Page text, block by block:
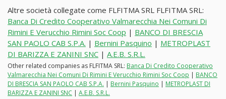
Altre società collegate come FLFITMA SRL FLFITMA SRL:
Banca Di Credito Cooperativo Valmarecchia Nei Comuni Di
Rimini E Verucchio Rimini Soc Coop | BANCO DI BRESCIA
SAN PAOLO CAB S.P.A. | Bernini Pasquino | METROPLAST
DI BARIZZA E ZANINI SNC | A.E.B. S.R.L.
Other related companies as FLFITMA SRL: Banca Di Credito Cooperativo
Valmarecchia Nei Comuni Di Rimini E Verucchio Rimini Soc Coop | BANCO
DI BRESCIA SAN PAOLO CAB S.P.A. | Bernini Pasquino | METROPLAST DI
BARIZZA E ZANINI SNC | A.E.B. S.R.L.